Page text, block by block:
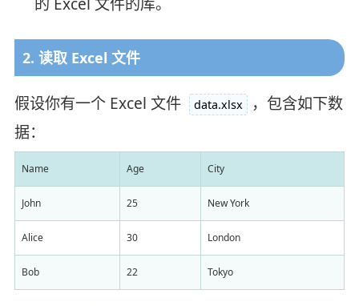
2. 读取 Excel 文件
假设你有一个 Excel 文件 data.xlsx
，包含如下数
据：
Name Age City
John 25 New York
Alice 30 London
Bob 22 Tokyo